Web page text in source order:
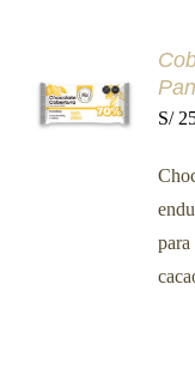
CARRITO
/
S/